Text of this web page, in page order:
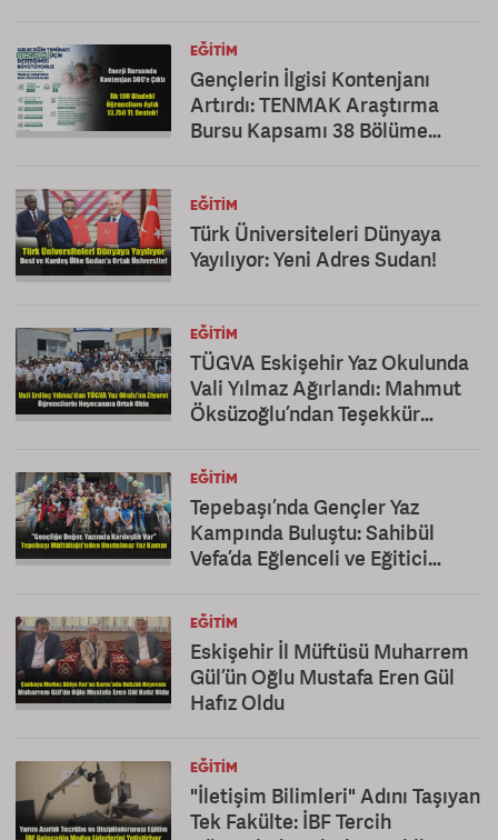
EĞITIM
Gençlerin İlgisi Kontenjanı
Artırdı: TENMAK Araştırma
Bursu Kapsamı 38 Bölüme
EĞITIM
Türk Üniversiteleri Dünyaya
Yayılıyor: Yeni Adres Sudan!
EĞITIM
TÜGVA Eskişehir Yaz Okulunda
Vali Yılmaz Ağırlandı: Mahmut
Öksüzoğlu’ndan Teşekkür
EĞITIM
Tepebaşı’nda Gençler Yaz
Kampında Buluştu: Sahibül
Vefa’da Eğlenceli ve Eğitici
EĞITIM
Eskişehir İl Müftüsü Muharrem
Gül’ün Oğlu Mustafa Eren Gül
Hafız Oldu
EĞITIM
"İletişim Bilimleri" Adını Taşıyan
Tek Fakülte: İBF Tercih